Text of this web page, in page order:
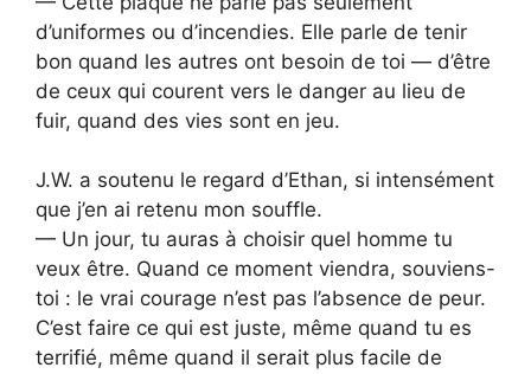
d’uniformes ou d’incendies. Elle parle de tenir
bon quand les autres ont besoin de toi — d’être
de ceux qui courent vers le danger au lieu de
fuir, quand des vies sont en jeu.
J.W. a soutenu le regard d’Ethan, si intensément
que j’en ai retenu mon souffle.
— Un jour, tu auras à choisir quel homme tu
veux être. Quand ce moment viendra, souviens-
toi : le vrai courage n’est pas l’absence de peur.
C’est faire ce qui est juste, même quand tu es
terrifié, même quand il serait plus facile de